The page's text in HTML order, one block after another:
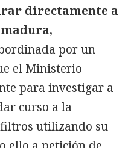
directamente a
,
por un
el Ministerio
para investigar a
curso a la
utilizando su